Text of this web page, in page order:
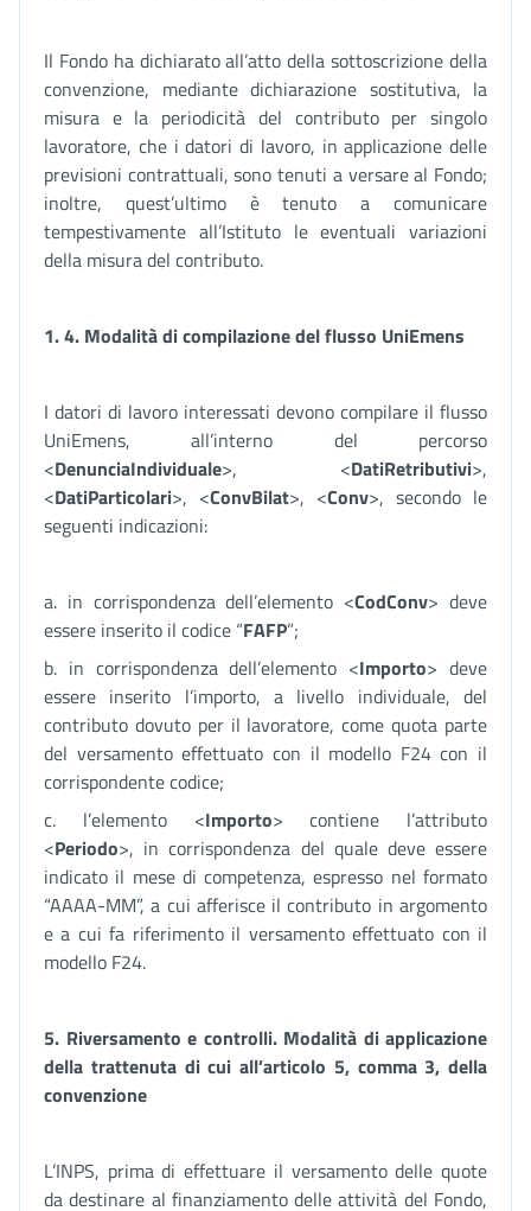
Il Fondo ha dichiarato all’atto della sottoscrizione della
convenzione, mediante dichiarazione sostitutiva, la
misura e la periodicità del contributo per singolo
lavoratore, che i datori di lavoro, in applicazione delle
previsioni contrattuali, sono tenuti a versare al Fondo;
inoltre, quest’ultimo è tenuto a comunicare
tempestivamente all’Istituto le eventuali variazioni
della misura del contributo.
1. 4. Modalità di compilazione del flusso UniEmens
I datori di lavoro interessati devono compilare il flusso
UniEmens, all’interno del percorso
<DenunciaIndividuale>, <DatiRetributivi>,
<DatiParticolari>, <ConvBilat>, <Conv>, secondo le
seguenti indicazioni:
a. in corrispondenza dell’elemento <CodConv> deve
essere inserito il codice “FAFP”;
b. in corrispondenza dell’elemento <Importo> deve
essere inserito l’importo, a livello individuale, del
contributo dovuto per il lavoratore, come quota parte
del versamento effettuato con il modello F24 con il
corrispondente codice;
c. l’elemento <Importo> contiene l’attributo
<Periodo>, in corrispondenza del quale deve essere
indicato il mese di competenza, espresso nel formato
“AAAA-MM”, a cui afferisce il contributo in argomento
e a cui fa riferimento il versamento effettuato con il
modello F24.
5. Riversamento e controlli. Modalità di applicazione
della trattenuta di cui all’articolo 5, comma 3, della
convenzione
L’INPS, prima di effettuare il versamento delle quote
da destinare al finanziamento delle attività del Fondo,